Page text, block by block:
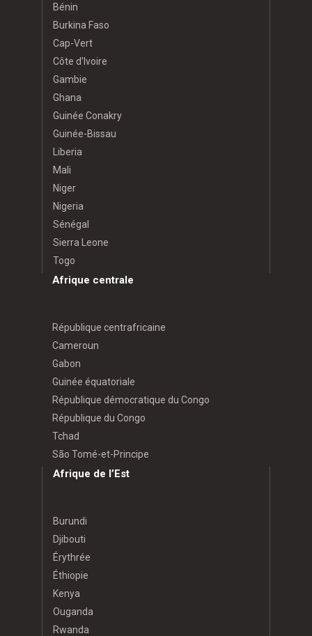
Bénin
Burkina Faso
Cap-Vert
Côte d’Ivoire
Gambie
Ghana
Guinée Conakry
Guinée-Bissau
Liberia
Mali
Niger
Nigeria
Sénégal
Sierra Leone
Togo
Afrique centrale
République centrafricaine
Cameroun
Gabon
Guinée équatoriale
République démocratique du Congo
République du Congo
Tchad
São Tomé-et-Principe
Afrique de l’Est
Burundi
Djibouti
Érythrée
Éthiopie
Kenya
Ouganda
Rwanda